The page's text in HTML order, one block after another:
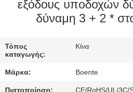
ΈΛΕΓΧΟΣ
ΕΛΆΤΕ
ΣΕ
ΕΠΑΦΉ
εξόδους υποδοχών
δύναμη 3 + 2 *
Τόπος
καταγωγής:
Κίνα
Μάρκα: Boente
Πιστοποίηση: CE/RoHS/UL/3C/